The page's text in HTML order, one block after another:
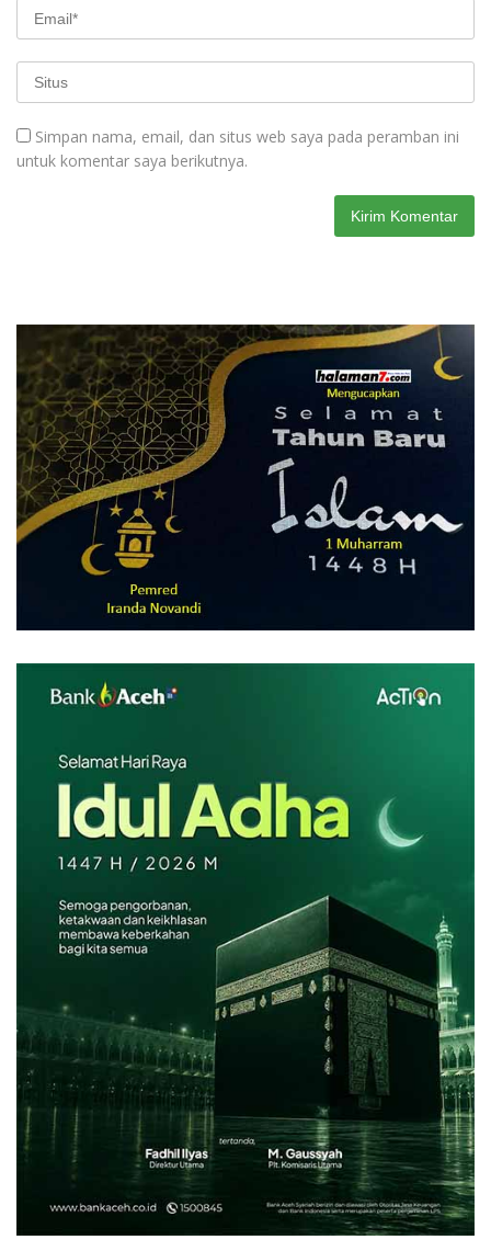
Simpan nama, email, dan situs web saya pada peramban ini
untuk komentar saya berikutnya.